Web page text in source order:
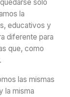
solo
la
educativos y
diferente para
que, como
las mismas
la misma